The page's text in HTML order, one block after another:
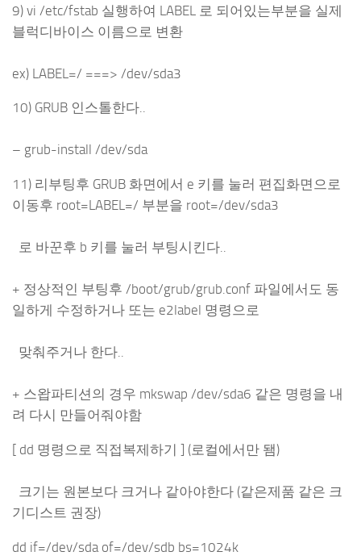
9) vi /etc/fstab 실행하여 LABEL 로 되어있는부분을 실제
블럭디바이스 이름으로 변환
ex) LABEL=/ ===> /dev/sda3
10) GRUB 인스톨한다..
– grub-install /dev/sda
11) 리부팅후 GRUB 화면에서 e 키를 눌러 편집화면으로
이동후 root=LABEL=/ 부분을 root=/dev/sda3
로 바꾼후 b 키를 눌러 부팅시킨다..
+ 정상적인 부팅후 /boot/grub/grub.conf 파일에서도 동
일하게 수정하거나 또는 e2label 명령으로
맞춰주거나 한다..
+ 스왑파티션의 경우 mkswap /dev/sda6 같은 명령을 내
려 다시 만들어줘야함
[ dd 명령으로 직접복제하기 ] (로컬에서만 됌)
크기는 원본보다 크거나 같아야한다 (같은제품 같은 크
기디스트 권장)
dd if=/dev/sda of=/dev/sdb bs=1024k